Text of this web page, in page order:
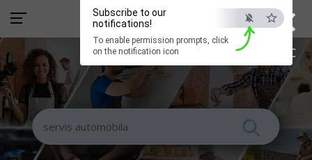
×
ESC
Subscribe to our
notifications!
To enable permission prompts, click
on the notification icon